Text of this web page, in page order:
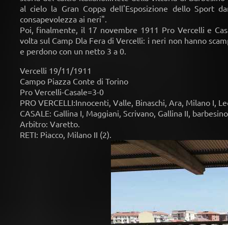
al cielo la Gran Coppa dell'Esposizione dello Sport
consapevolezza ai neri".
Poi, finalmente, il 17 novembre 1911 Pro Vercelli e
volta sul Camp Dla Fera di Vercelli: i neri non hanno
e perdono con un netto 3 a 0.
Vercelli 19/11/1911
Campo Piazza Conte di Torino
Pro Vercelli-Casale=3-0
PRO VERCELLI:Innocenti, Valle, Binaschi, Ara, Milano I,
CASALE: Gallina I, Maggiani, Scrivano, Gallina II,
Arbitro: Varetto.
RETI: Piacco, Milano II (2).